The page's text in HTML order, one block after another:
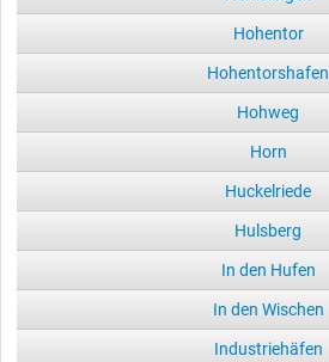
Hohentor
Hohentorshafen
Hohweg
Horn
Huckelriede
Hulsberg
In den Hufen
In den Wischen
Industriehäfen